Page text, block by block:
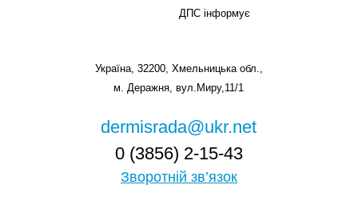
ДПС інформує
Україна, 32200, Хмельницька обл.,
м. Деражня, вул.Миру,11/1
dermisrada@ukr.net
0 (3856) 2-15-43
Зворотній зв’язок